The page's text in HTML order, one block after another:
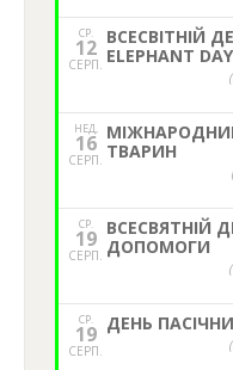
СР.
12
СЕРП.
ВСЕСВІТНІЙ
ELEPHANT
НЕД,
16
СЕРП. ТВАРИН
СР.
19
СЕРП.
ВСЕСВЯТНІЙ
ДОПОМОГИ
СР.
19
СЕРП.
ДЕНЬ